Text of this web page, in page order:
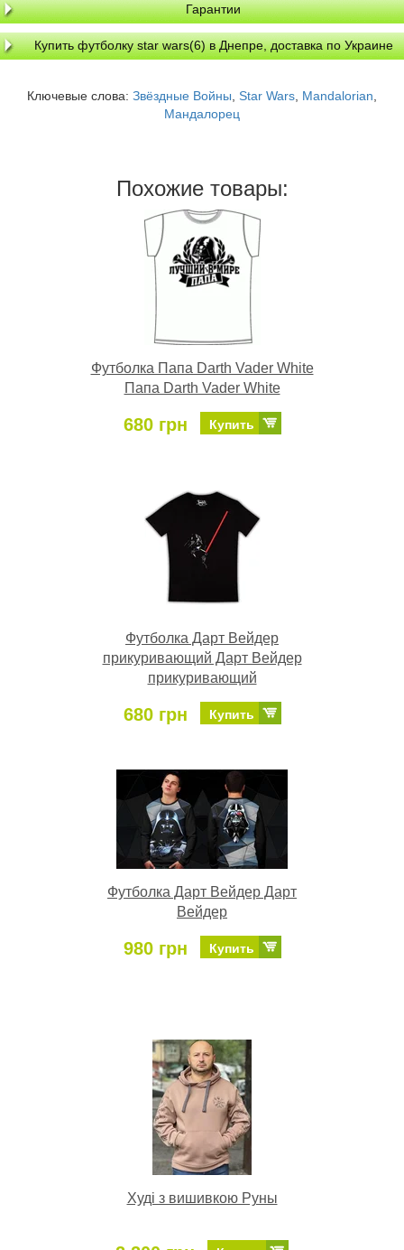
Гарантии
Купить футболку star wars(6) в Днепре, доставка по Украине
Ключевые слова: Звёздные Войны Star Wars Mandalorian
Мандалорец
Похожие товары:
Футболка Папа Darth Vader White
Папа Darth Vader White
680 грн Купить
Футболка Дарт Вейдер
прикуривающий Дарт Вейдер
прикуривающий
680 грн Купить
Футболка Дарт Вейдер Дарт
Вейдер
980 грн Купить
Худі з вишивкою Руны